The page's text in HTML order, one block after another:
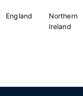
England
Northern
Ireland